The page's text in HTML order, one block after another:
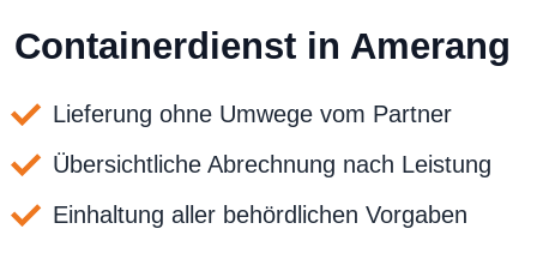
Containerdienst in Amerang
Lieferung ohne Umwege vom Partner
Übersichtliche Abrechnung nach Leistung
Einhaltung aller behördlichen Vorgaben